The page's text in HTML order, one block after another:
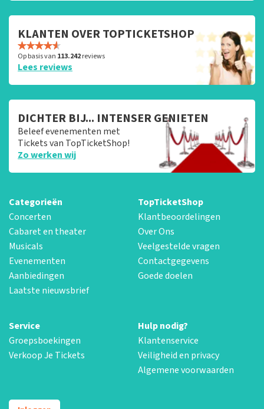
KLANTEN OVER TOPTICKETSHOP
Op basis van 113.242reviews
Lees reviews
DICHTER BIJ... INTENSER GENIETEN
Beleef evenementen met
Tickets van TopTicketShop!
Zo werken wij
Categorieën
Concerten
Cabaret en theater
Musicals
Evenementen
Aanbiedingen
Laatste nieuwsbrief
TopTicketShop
Klantbeoordelingen
Over Ons
Veelgestelde vragen
Contactgegevens
Goede doelen
Service
Groepsboekingen
Verkoop Je Tickets
Hulp nodig?
Klantenservice
Veiligheid en privacy
Algemene voorwaarden